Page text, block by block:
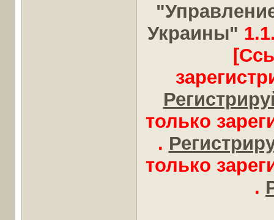
Украины"
только
.
только
.